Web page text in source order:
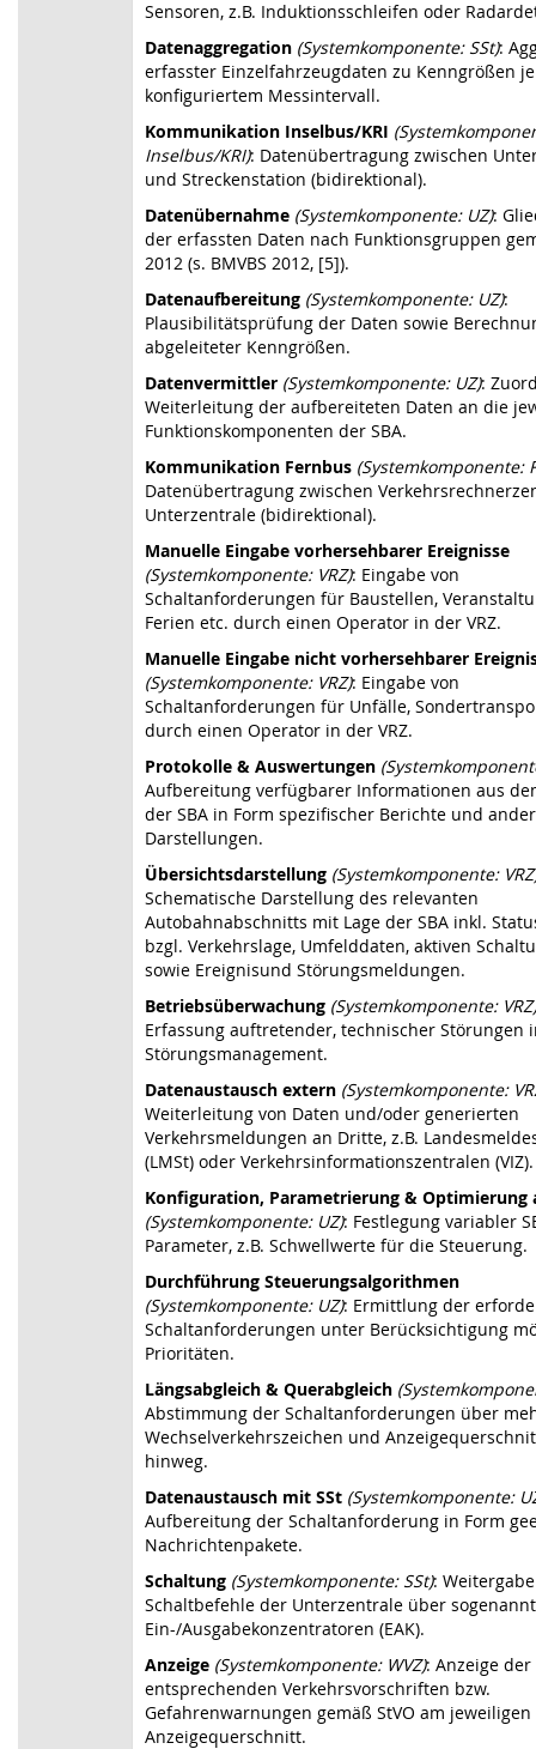
Sensoren, z.B. Induktionsschleifen oder
Datenaggregation (Systemkomponente: SSt):
erfasster Einzelfahrzeugdaten zu Kenngrößen
konfiguriertem Messintervall.
Kommunikation Inselbus/KRI
Inselbus/KRI): Datenübertragung zwischen
und Streckenstation (bidirektional).
Datenübernahme (Systemkomponente: UZ):
der erfassten Daten nach Funktionsgruppen
2012 (s. BMVBS 2012, [5]).
Datenaufbereitung (Systemkomponente: UZ):
Plausibilitätsprüfung der Daten sowie
abgeleiteter Kenngrößen.
Datenvermittler (Systemkomponente: UZ):
Weiterleitung der aufbereiteten Daten an die
Funktionskomponenten der SBA.
Kommunikation Fernbus (Systemkomponente:
Datenübertragung zwischen
Unterzentrale (bidirektional).
Manuelle Eingabe vorhersehbarer Ereignisse
(Systemkomponente: VRZ): Eingabe von
Schaltanforderungen für Baustellen,
Ferien etc. durch einen Operator in der VRZ.
Manuelle Eingabe nicht vorhersehbarer
(Systemkomponente: VRZ): Eingabe von
Schaltanforderungen für Unfälle,
durch einen Operator in der VRZ.
Protokolle & Auswertungen
Aufbereitung verfügbarer Informationen aus
der SBA in Form spezifischer Berichte und
Darstellungen.
Übersichtsdarstellung (Systemkomponente:
Schematische Darstellung des relevanten
Autobahnabschnitts mit Lage der SBA inkl.
bzgl. Verkehrslage, Umfelddaten, aktiven
sowie Ereignisund Störungsmeldungen.
Betriebsüberwachung (Systemkomponente: VRZ)
Erfassung auftretender, technischer Störungen
Störungsmanagement.
Datenaustausch extern (Systemkomponente:
Weiterleitung von Daten und/oder generierten
Verkehrsmeldungen an Dritte, z.B.
(LMSt) oder Verkehrsinformationszentralen (VIZ).
Konfiguration, Parametrierung & Optimierung
(Systemkomponente: UZ): Festlegung variabler
Parameter, z.B. Schwellwerte für die Steuerung.
Durchführung Steuerungsalgorithmen
(Systemkomponente: UZ): Ermittlung der
Schaltanforderungen unter Berücksichtigung
Prioritäten.
Längsabgleich & Querabgleich
Abstimmung der Schaltanforderungen über
Wechselverkehrszeichen und
hinweg.
Datenaustausch mit SSt (Systemkomponente:
Aufbereitung der Schaltanforderung in Form
Nachrichtenpakete.
Schaltung (Systemkomponente: SSt):
Schaltbefehle der Unterzentrale über
Ein-/Ausgabekonzentratoren (EAK).
Anzeige (Systemkomponente: WVZ): Anzeige der
entsprechenden Verkehrsvorschriften bzw.
Gefahrenwarnungen gemäß StVO am jeweiligen
Anzeigequerschnitt.